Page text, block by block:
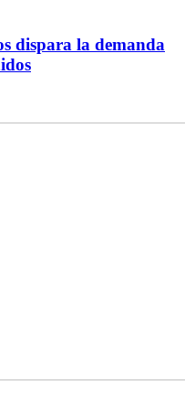
dispara la demanda